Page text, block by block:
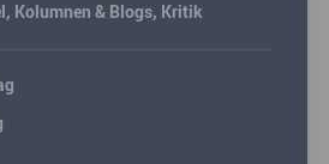
, Kolumnen & Blogs, Kritik